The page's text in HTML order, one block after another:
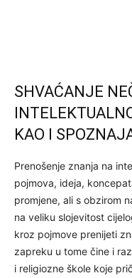
SHVAĆANJE
KAO I
Prenošenje znanja na
pojmova, ideja,
promjene, ali s obzirom
na veliku slojevitost
kroz pojmove prenijeti
zapreku u tome čine i
i religiozne škole koje